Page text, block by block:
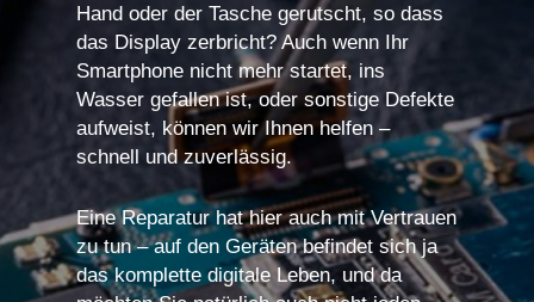
Hand oder der Tasche gerutscht, so dass
das Display zerbricht? Auch wenn Ihr
Smartphone nicht mehr startet, ins
Wasser gefallen ist, oder sonstige Defekte
aufweist, können wir Ihnen helfen –
schnell und zuverlässig.
Eine Reparatur hat hier auch mit Vertrauen
zu tun – auf den Geräten befindet sich ja
das komplette digitale Leben, und da